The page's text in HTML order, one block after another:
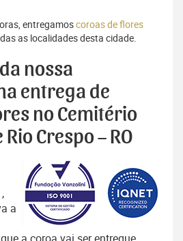
entregamoscoroas de flores
as localidades desta cidade.
nossa
entrega de
no Cemitério
Crespo – RO
,
a